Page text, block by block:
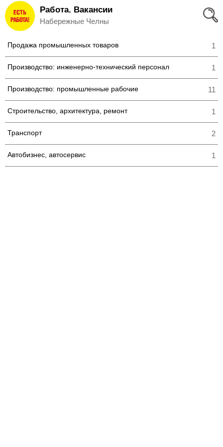
Вход
и
Регистрация
Избранное
Соискателям
Добавить
резюме
Работодателям
Работа. Вакансии
Набережные Челны
Продажа промышленных товаров 1
Производство: инженерно-технический персонал 1
Производство: промышленные рабочие 11
Строительство, архитектура, ремонт 1
Транспорт 2
Автобизнес, автосервис 1